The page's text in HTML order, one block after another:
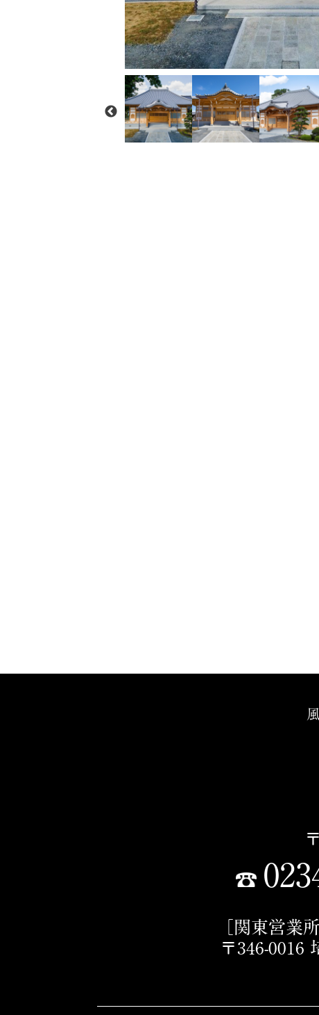
［関東営業所
〒346-0016